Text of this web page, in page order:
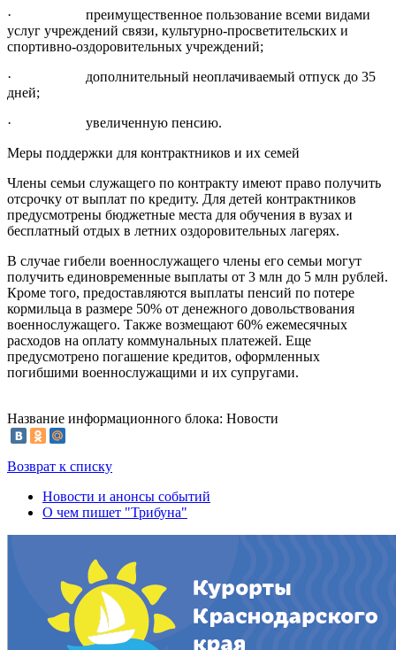
· преимущественное пользование всеми видами
услуг учреждений связи, культурно-просветительских и
спортивно-оздоровительных учреждений;
· дополнительный неоплачиваемый отпуск до 35
дней;
· увеличенную пенсию.
Меры поддержки для контрактников и их семей
Члены семьи служащего по контракту имеют право получить
отсрочку от выплат по кредиту. Для детей контрактников
предусмотрены бюджетные места для обучения в вузах и
бесплатный отдых в летних оздоровительных лагерях.
В случае гибели военнослужащего члены его семьи могут
получить единовременные выплаты от 3 млн до 5 млн рублей.
Кроме того, предоставляются выплаты пенсий по потере
кормильца в размере 50% от денежного довольствования
военнослужащего. Также возмещают 60% ежемесячных
расходов на оплату коммунальных платежей. Еще
предусмотрено погашение кредитов, оформленных
погибшими военнослужащими и их супругами.
Название информационного блока: Новости
Возврат к списку
Новости и анонсы событий
О чем пишет "Трибуна"